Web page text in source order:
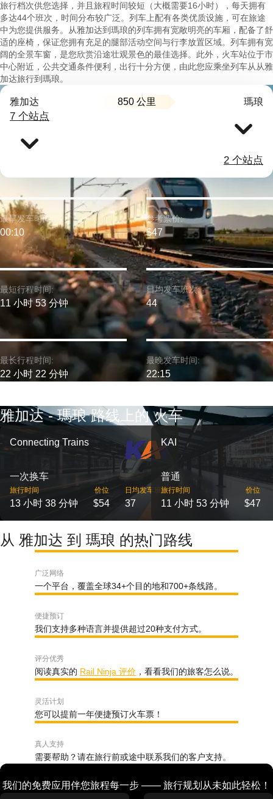
旅行档次供您选择，并且旅程时间较短（大概需要16小时），每天拥有
多达44个班次，时间分布较广泛。列车上配有各类优质设施，可在旅途
中为您提供服务。从雅加达到瑪琅的列车拥有宽敞明亮的车厢，配备了舒
适的座椅，保证您拥有充足的腿部活动空间与行李放置区域。列车拥有宽
阔的全景车窗，是您欣赏沿途壮观景色的最佳选择。此外，火车站位于市
中心附近，公共交通条件便利，出行十分方便，由此您应乘坐列车从从雅
加达旅行到瑪琅。
雅加达 850 公里 瑪琅
7 个站点
2 个站点
最短行程时间:
11 小时 53 分钟
最早发车时间:
00:10
最长行程时间:
22 小时 22 分钟
参考票价:
$47
日均发车班次:
44
最晚发车时间:
22:15
雅加达 - 瑪琅 路线上的 火车
Connecting Trains
一次换车
旅行时间
13 小时 38 分钟
价位
$54
日均发车班次
37
KAI
普通
旅行时间
11 小时 53 分钟
价位
$47
从 雅加达 到 瑪琅 的热门路线
广泛网络
一个平台，覆盖全球34+个目的地和700+条线路。
便捷预订
我们支持多种语言并提供超过20种支付方式。
评分优秀
阅读真实的 Rail Ninja 评价 ，看看我们的旅客怎么说。
灵活计划
您可以提前一年便捷预订火车票！
真人支持
需要帮助？请在旅行前或途中联系我们的客户支持。
我们的免费应用伴您旅程每一步 —— 旅行规划从未如此轻松！